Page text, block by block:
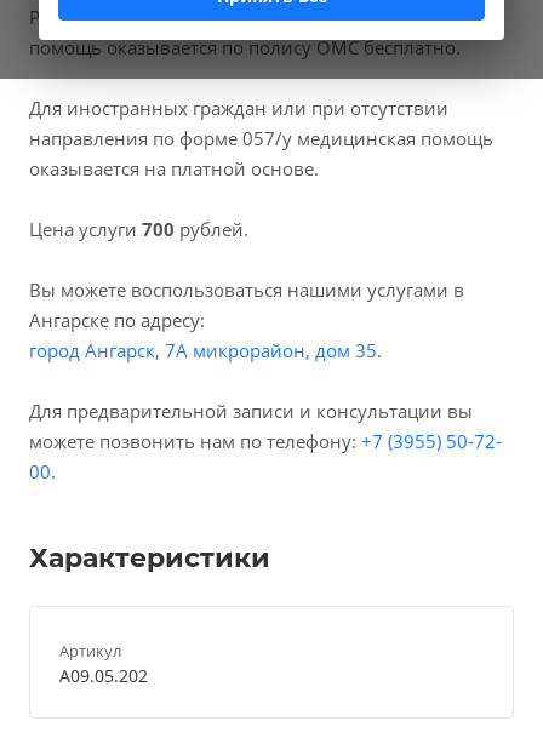
России, у которых есть направление, медицинская
помощь оказывается по полису ОМС бесплатно.
Для иностранных граждан или при отсутствии
направления по форме 057/у медицинская помощь
оказывается на платной основе.
Цена услуги 700 рублей.
Вы можете воспользоваться нашими услугами в
Ангарске по адресу:
город Ангарск, 7А микрорайон, дом 35.
Для предварительной записи и консультации вы
можете позвонить нам по телефону: +7 (3955) 50-72-
00.
Характеристики
Артикул
A09.05.202